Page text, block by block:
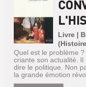
Livre |
Quel est le problème
criante son actualité.
dire le politique. Non
la grande émotion